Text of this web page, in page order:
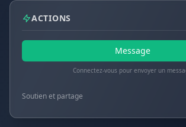
ACTIONS
Message
Connectez-vous pour envoyer un
Soutien et partage